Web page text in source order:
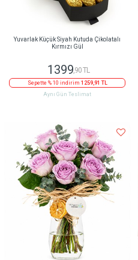
Yuvarlak Küçük Siyah Kutuda Çikolatalı
Kırmızı Gül
1399,90 TL
Sepette % 10 indirim 1259,91 TL
Aynı Gün Teslimat